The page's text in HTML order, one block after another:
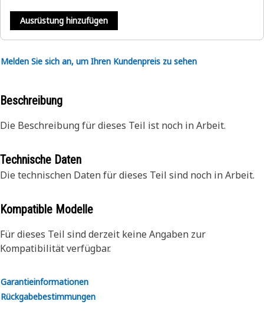
Ausrüstung hinzufügen
Melden Sie sich an, um Ihren Kundenpreis zu sehen
Beschreibung
Die Beschreibung für dieses Teil ist noch in Arbeit.
Technische Daten
Die technischen Daten für dieses Teil sind noch in Arbeit.
Kompatible Modelle
Für dieses Teil sind derzeit keine Angaben zur
Kompatibilität verfügbar.
Garantieinformationen
Rückgabebestimmungen